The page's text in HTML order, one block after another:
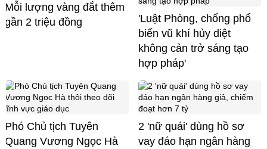
Mỗi lượng vàng đắt thêm
gần 2 triệu đồng
'Luật Phòng, chống phổ
biến vũ khí hủy diệt
không cản trở sáng tạo
hợp pháp'
Phó Chủ tịch Tuyên
Quang Vương Ngọc Hà
2 'nữ quái' dùng hồ sơ
vay đáo hạn ngân hàng